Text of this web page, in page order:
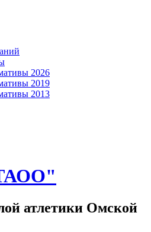
2026
2019
2013
атлетики Омской